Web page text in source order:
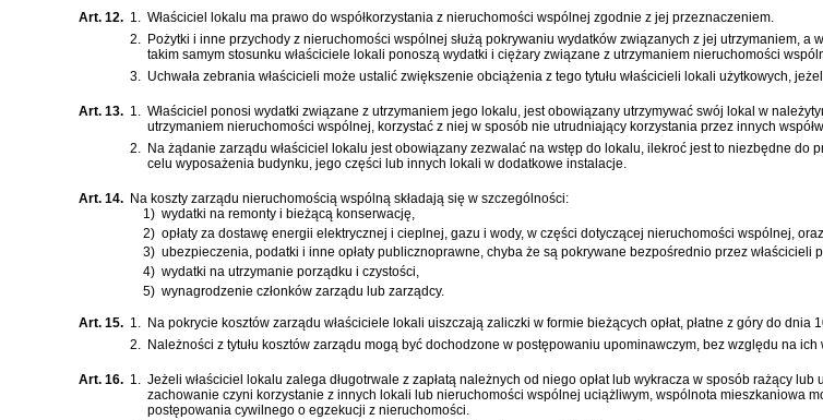
Art. 12. 1. Właściciel lokalu ma prawo do współkorzystania z nieruchomości wspólnej zgodnie z jej przeznaczeniem.
2. Pożytki i inne przychody z nieruchomości wspólnej służą pokrywaniu wydatków związanych z jej utrzymaniem,
takim samym stosunku właściciele lokali ponoszą wydatki i ciężary związane z utrzymaniem nieruchomości
3. Uchwała zebrania właścicieli może ustalić zwiększenie obciążenia z tego tytułu właścicieli lokali użytkowych,
Art. 13. 1. Właściciel ponosi wydatki związane z utrzymaniem jego lokalu, jest obowiązany utrzymywać swój lokal w
utrzymaniem nieruchomości wspólnej, korzystać z niej w sposób nie utrudniający korzystania przez innych
2. Na żądanie zarządu właściciel lokalu jest obowiązany zezwalać na wstęp do lokalu, ilekroć jest to niezbędne
celu wyposażenia budynku, jego części lub innych lokali w dodatkowe instalacje.
Art. 14. Na koszty zarządu nieruchomością wspólną składają się w szczególności:
1) wydatki na remonty i bieżącą konserwację,
2) opłaty za dostawę energii elektrycznej i cieplnej, gazu i wody, w części dotyczącej nieruchomości wspólnej,
3) ubezpieczenia, podatki i inne opłaty publicznoprawne, chyba że są pokrywane bezpośrednio przez właścicieli
4) wydatki na utrzymanie porządku i czystości,
5) wynagrodzenie członków zarządu lub zarządcy.
Art. 15. 1. Na pokrycie kosztów zarządu właściciele lokali uiszczają zaliczki w formie bieżących opłat, płatne z góry do dnia
2. Należności z tytułu kosztów zarządu mogą być dochodzone w postępowaniu upominawczym, bez względu na ich
Art. 16. 1. Jeżeli właściciel lokalu zalega długotrwale z zapłatą należnych od niego opłat lub wykracza w sposób rażący
zachowanie czyni korzystanie z innych lokali lub nieruchomości wspólnej uciążliwym, wspólnota mieszkaniowa
postępowania cywilnego o egzekucji z nieruchomości.